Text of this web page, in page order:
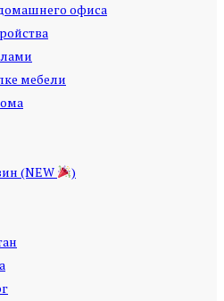
офиса
мебели
(NEW
)